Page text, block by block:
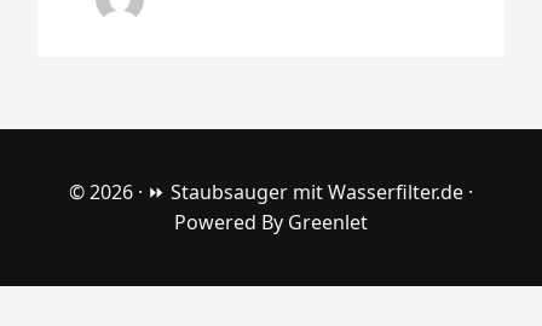
© 2026 · ⏩ Staubsauger mit Wasserfilter.de ·
Powered By Greenlet